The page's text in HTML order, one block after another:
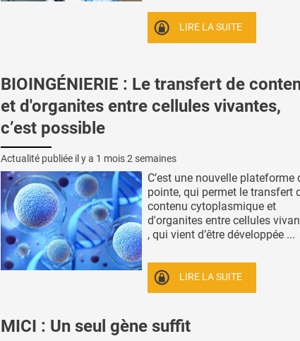
LIRE LA SUITE
BIOINGÉNIERIE : Le transfert de
et d'organites entre cellules vivantes,
c’est possible
Actualité publiée il y a 1 mois 2 semaines
C’est une nouvelle plateforme
pointe, qui permet le transfert
contenu cytoplasmique et
d'organites entre cellules
, qui vient d’être développée ...
LIRE LA SUITE
MICI : Un seul gène suffit